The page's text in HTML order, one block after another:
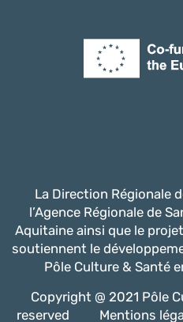
La Direction Régionale
l’Agence Régionale de
Aquitaine ainsi que le
soutiennent le
Pôle Culture & Santé
Copyright @ 2021 Pôle
reserved
Mentions